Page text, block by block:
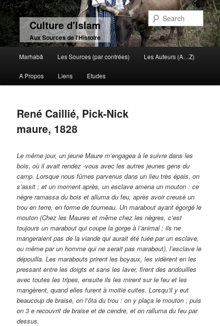
Culture d'Islam
Aux Sources de l'Histoire
Skip to primary content
Skip to secondary content
Marhabâ Les Sources (par contrées) Les Auteurs (A…Z)
A Propos Liens Etudes
René Caillié, Pick-Nick
maure, 1828
Le même jour, un jeune Maure m’engagea à le suivre dans les
bois, où il avait rendez -vous avec les autres jeunes gens du
camp. Lorsque nous fûmes parvenus dans un lieu très épais, on
s’assit ; et un moment après, un esclave amena un mouton : ce
nègre ramassa du bois et alluma du feu, après avoir creusé un
trou en terre, en forme de fourneau. Un marabout ayant égorgé le
mouton (Chez les Maures et même chez les nègres, c’est
toujours un marabout qui coupe la gorge à l’animal ; ils ne
mangeraient pas de la viande qui aurait été tuée par un esclave,
ou même par un homme qui ne serait pas marabout), l’esclave le
dépouilla. Les marabouts prirent les boyaux, les vidèrent en les
pressant entre les doigts et sans les laver, firent des andouilles
avec toutes les tripes, ensuite ils les mirent sur le feu et les
mangèrent, quand elles furent à moitié cuites. Lorsqu’il y eut
beaucoup de braise, on l’ôta du trou : on y plaça le mouton ; puis
on 3 e recouvrit de braise et de cendre, et on ralluma du feu par
dessus.